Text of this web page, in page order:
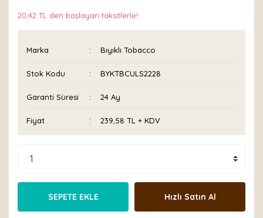
20,42 TL den başlayan taksitlerle!
Marka Bıyıklı Tobacco
Stok Kodu BYKTBCULS2228
Garanti Süresi 24 Ay
Fiyat 239,58 TL + KDV
SEPETE EKLE Hızlı Satın Al